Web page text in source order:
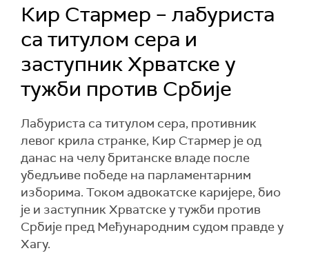
Кир Стармер – лабуриста
са титулом сера и
заступник Хрватске у
тужби против Србије
Лабуриста са титулом сера, противник
левог крила странке, Кир Стармер је од
данас на челу британске владе после
убедљиве победе на парламентарним
изборима. Током адвокатске каријере, био
је и заступник Хрватске у тужби против
Србије пред Међународним судом правде у
Хагу.